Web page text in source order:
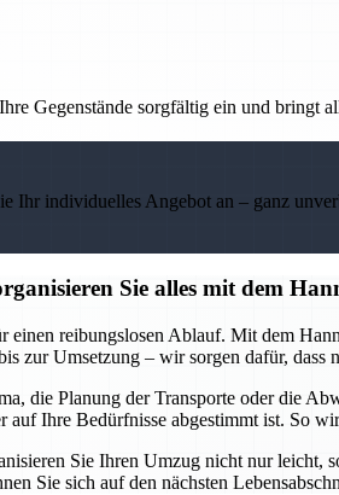
Gegenstände sorgfältig ein und bringt
Ihr individuelles Angebot an – ganz
Sie alles mit dem
reibungslosen Ablauf. Mit dem
zur Umsetzung – wir sorgen dafür, dass
die Planung der Transporte oder die
auf Ihre Bedürfnisse abgestimmt ist. So
Sie Ihren Umzug nicht nur
Sie sich auf den nächsten